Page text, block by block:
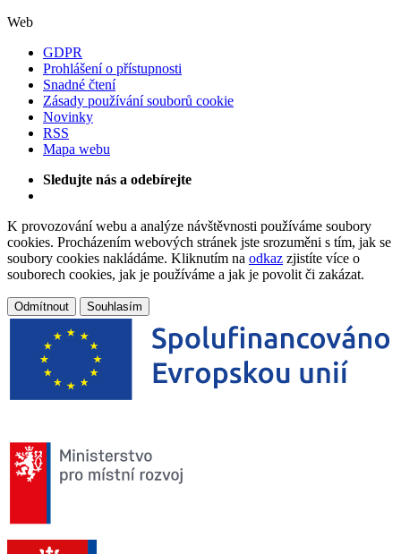
Web
GDPR
Prohlášení o přístupnosti
Snadné čtení
Zásady používání souborů cookie
Novinky
RSS
Mapa webu
Sledujte nás a odebírejte
K provozování webu a analýze návštěvnosti používáme soubory
cookies. Procházením webových stránek jste srozuměni s tím, jak se
soubory cookies nakládáme. Kliknutím na odkaz zjistíte více o
souborech cookies, jak je používáme a jak je povolit či zakázat.
Odmítnout Souhlasím